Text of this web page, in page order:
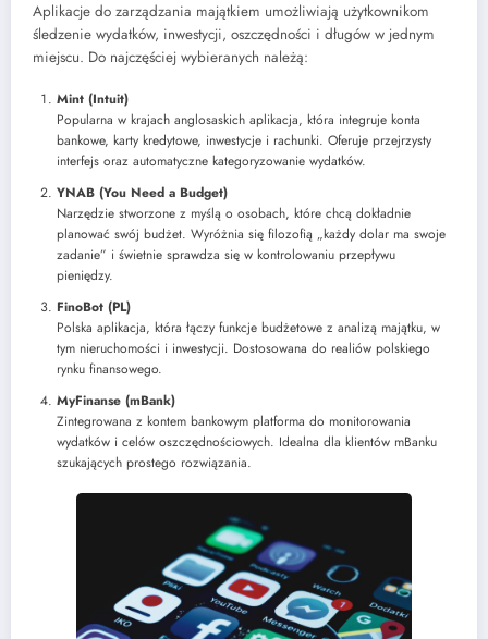
Aplikacje do zarządzania majątkiem umożliwiają użytkownikom
śledzenie wydatków, inwestycji, oszczędności i długów w jednym
miejscu. Do najczęściej wybieranych należą:
Mint (Intuit)
Popularna w krajach anglosaskich aplikacja, która integruje konta
bankowe, karty kredytowe, inwestycje i rachunki. Oferuje przejrzysty
interfejs oraz automatyczne kategoryzowanie wydatków.
YNAB (You Need a Budget)
Narzędzie stworzone z myślą o osobach, które chcą dokładnie
planować swój budżet. Wyróżnia się filozofią „każdy dolar ma swoje
zadanie” i świetnie sprawdza się w kontrolowaniu przepływu
pieniędzy.
FinoBot (PL)
Polska aplikacja, która łączy funkcje budżetowe z analizą majątku, w
tym nieruchomości i inwestycji. Dostosowana do realiów polskiego
rynku finansowego.
MyFinanse (mBank)
Zintegrowana z kontem bankowym platforma do monitorowania
wydatków i celów oszczędnościowych. Idealna dla klientów mBanku
szukających prostego rozwiązania.